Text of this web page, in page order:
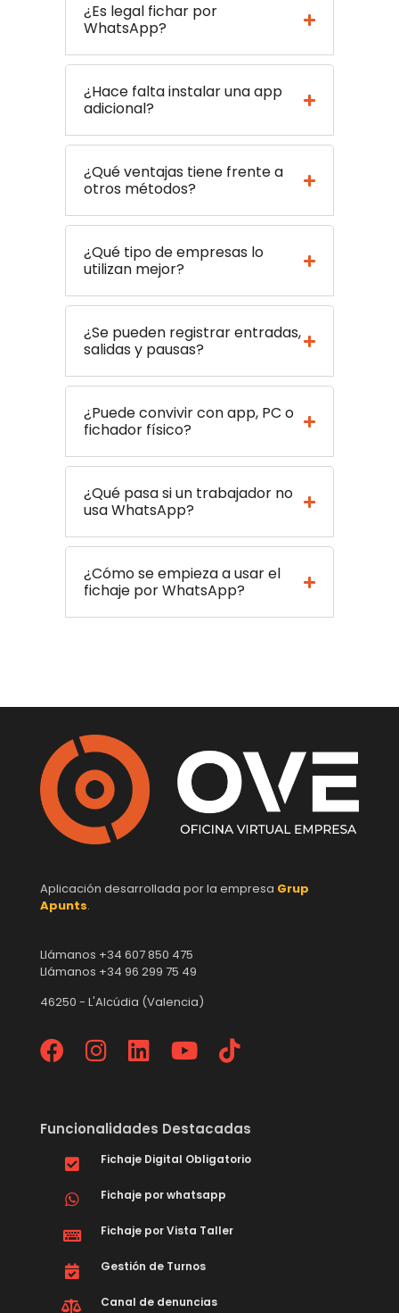
¿Es legal fichar por
WhatsApp?
¿Hace falta instalar una app
adicional?
¿Qué ventajas tiene frente a
otros métodos?
¿Qué tipo de empresas lo
utilizan mejor?
¿Se pueden registrar entradas,
salidas y pausas?
¿Puede convivir con app, PC o
fichador físico?
¿Qué pasa si un trabajador no
usa WhatsApp?
¿Cómo se empieza a usar el
fichaje por WhatsApp?
Aplicación desarrollada por la empresa Grup
Apunts.
Llámanos +34 607 850 475
Llámanos +34 96 299 75 49
46250 - L'Alcúdia (Valencia)
Funcionalidades Destacadas
Fichaje Digital Obligatorio
Fichaje por whatsapp
Fichaje por Vista Taller
Gestión de Turnos
Canal de denuncias